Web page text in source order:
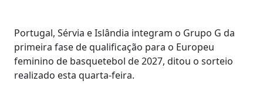
Portugal, Sérvia e Islândia integram o Grupo G da
primeira fase de qualificação para o Europeu
feminino de basquetebol de 2027, ditou o sorteio
realizado esta quarta-feira.